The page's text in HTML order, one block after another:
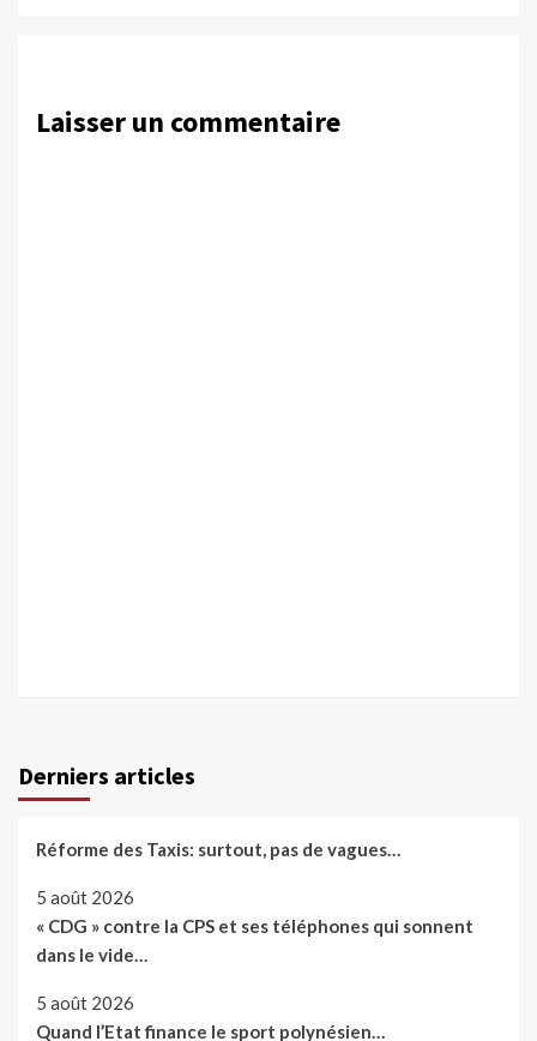
Laisser un commentaire
Derniers articles
Réforme des Taxis: surtout, pas de vagues…
5 août 2026
« CDG » contre la CPS et ses téléphones qui sonnent
dans le vide…
5 août 2026
Quand l’Etat finance le sport polynésien…